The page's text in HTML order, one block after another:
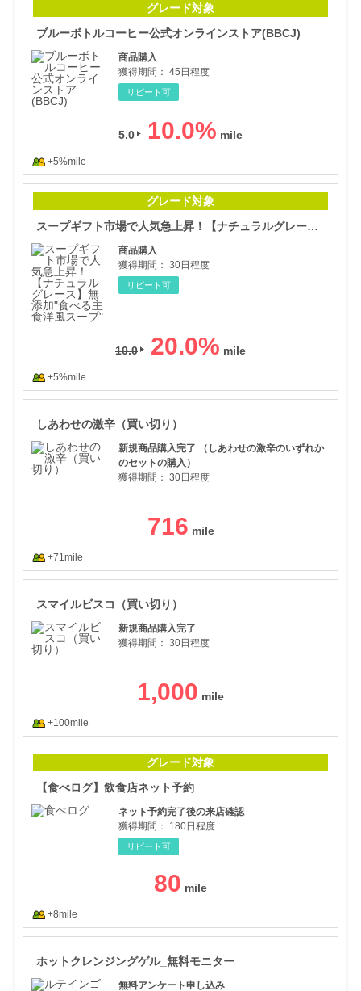
グレード対象
ブルーボトルコーヒー公式オンラインストア(BBCJ)
商品購入
獲得期間： 45日程度
リピート可
5.0 10.0%
+5%mile
グレード対象
スープギフト市場で人気急上昇！【ナチュラルグレース】無添加"食べる主食洋風スープ"
商品購入
獲得期間： 30日程度
リピート可
10.0 20.0%
+5%mile
しあわせの激辛（買い切り）
新規商品購入完了 （しあわせの激辛のいずれか
のセットの購入）
獲得期間： 30日程度
716
+71mile
スマイルビスコ（買い切り）
新規商品購入完了
獲得期間： 30日程度
1,000
+100mile
グレード対象
【食べログ】飲食店ネット予約
ネット予約完了後の来店確認
獲得期間：
180日程度
リピート可
80
+8mile
ホットクレンジングゲル_無料モニター
無料アンケート申し込み